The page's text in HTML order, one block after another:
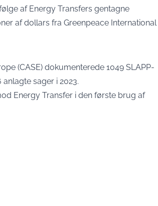
af Energy Transfers gentagne
af dollars fra Greenpeace International
(CASE) dokumenterede 1049 SLAPP-
sager i 2023.
Energy Transfer i den første brug af